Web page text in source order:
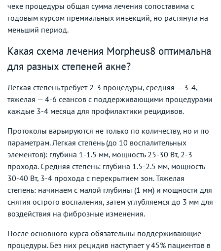
чеке процедуры общая сумма лечения сопоставима с
годовым курсом премиальных инъекций, но растянута на
меньший период.
Какая схема лечения Morpheus8 оптимальна
для разных степеней акне?
Легкая степень требует 2-3 процедуры, средняя — 3-4,
тяжелая — 4-6 сеансов с поддерживающими процедурами
каждые 3-4 месяца для профилактики рецидивов.
Протоколы варьируются не только по количеству, но и по
параметрам. Легкая степень (до 10 воспалительных
элементов): глубина 1-1.5 мм, мощность 25-30 Вт, 2-3
прохода. Средняя степень: глубина 1.5-2.5 мм, мощность
30-40 Вт, 3-4 прохода с перекрытием зон. Тяжелая
степень: начинаем с малой глубины (1 мм) и мощности для
снятия острого воспаления, затем углубляемся до 3 мм для
воздействия на фиброзные изменения.
После основного курса обязательны поддерживающие
процедуры. Без них рецидив наступает у 45% пациентов в